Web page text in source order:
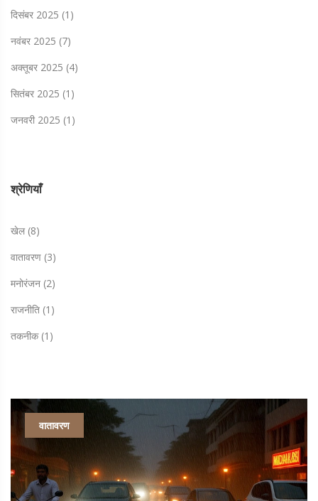
दिसंबर 2025 (1)
नवंबर 2025 (7)
अक्तूबर 2025 (4)
सितंबर 2025 (1)
जनवरी 2025 (1)
श्रेणियाँ
खेल (8)
वातावरण (3)
मनोरंजन (2)
राजनीति (1)
तकनीक (1)
वातावरण